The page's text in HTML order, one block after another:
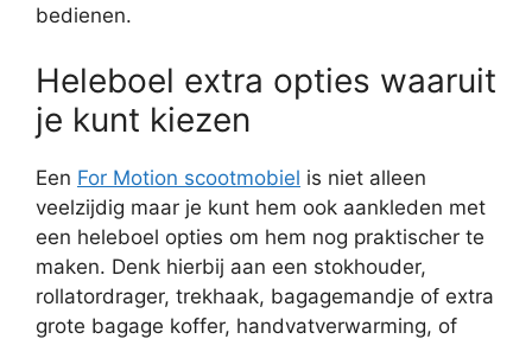
bedienen.
Heleboel extra opties waaruit
je kunt kiezen
Een For Motion scootmobiel is niet alleen
veelzijdig maar je kunt hem ook aankleden met
een heleboel opties om hem nog praktischer te
maken. Denk hierbij aan een stokhouder,
rollatordrager, trekhaak, bagagemandje of extra
grote bagage koffer, handvatverwarming, of